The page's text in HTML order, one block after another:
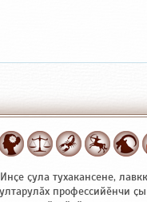
ҫула тухакансене,
профессийӗнчи